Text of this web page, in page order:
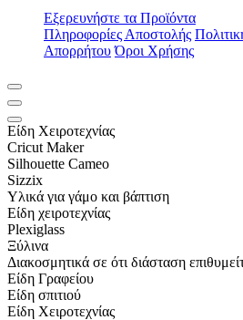
Εξερευνήστε τα Προϊόντα
Πληροφορίες Αποστολής
Απορρήτου Όροι Χρήσης
Είδη Xειροτεχνίας
Cricut Maker
Silhouette Cameo
Sizzix
Υλικά για γάμο και βάπτιση
Είδη χειροτεχνίας
Plexiglass
Ξύλινα
Διακοσμητικά σε ότι διάσταση
Είδη Γραφείου
Είδη σπιτιού
Είδη Xειροτεχνίας